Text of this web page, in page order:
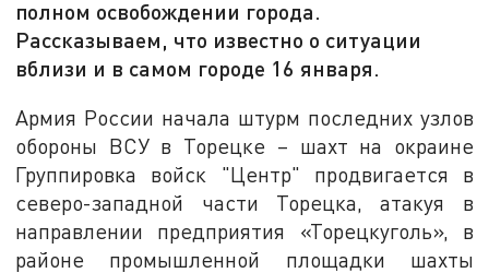
полном освобождении города.
Рассказываем, что известно о ситуации
вблизи и в самом городе 16 января.
Армия России начала штурм последних узлов
обороны ВСУ в Торецке – шахт на окраине
Группировка войск "Центр" продвигается в
северо-западной части Торецка, атакуя в
направлении предприятия «Торецкуголь», в
районе промышленной площадки шахты